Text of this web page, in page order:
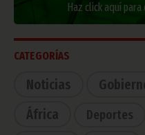
Haz click aquí
CATEGORÍAS
Noticias
África
Deportes